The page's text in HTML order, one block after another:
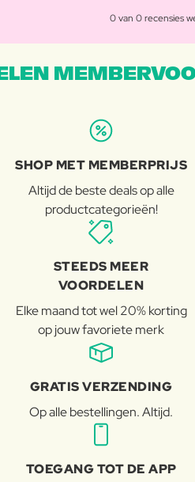
0 van 0 recensies
SHOP MET MEMBERPRIJS
Altijd de beste deals op alle
productcategorieën!
STEEDS MEER
VOORDELEN
Elke maand tot wel 20% korting
op jouw favoriete merk
GRATIS VERZENDING
Op alle bestellingen. Altijd.
TOEGANG TOT DE APP